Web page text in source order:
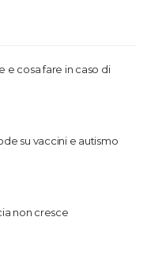
e cosa fare in caso di
su vaccini e autismo
non cresce